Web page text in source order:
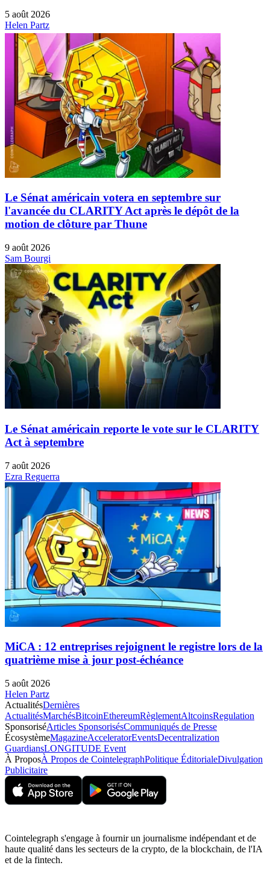
5 août 2026
Helen Partz
Le Sénat américain votera en septembre sur
l'avancée du CLARITY Act après le dépôt de la
motion de clôture par Thune
9 août 2026
Sam Bourgi
Le Sénat américain reporte le vote sur le CLARITY
Act à septembre
7 août 2026
Ezra Reguerra
MiCA : 12 entreprises rejoignent le registre lors de la
quatrième mise à jour post-échéance
5 août 2026
Helen Partz
ActualitésDernières
ActualitésMarchésBitcoinEthereumRèglementAltcoinsRegulation
SponsoriséArticles SponsorisésCommuniqués de Presse
ÉcosystèmeMagazineAcceleratorEventsDecentralization
GuardiansLONGITUDE Event
À ProposÀ Propos de CointelegraphPolitique ÉditorialeDivulgation
Publicitaire
Cointelegraph s'engage à fournir un journalisme indépendant et de
haute qualité dans les secteurs de la crypto, de la blockchain, de l'IA
et de la fintech.